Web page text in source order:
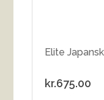
Elite
kr.675.00